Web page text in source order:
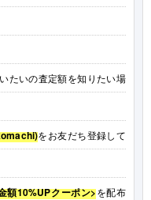
たいの査定額を知りたい場
をお友だち登録して
額10%UPクーポン>を配布